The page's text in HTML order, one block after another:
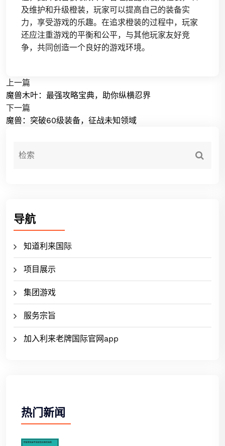
及维护和升级橙装，玩家可以提高自己的装备实
力，享受游戏的乐趣。在追求橙装的过程中，玩家
还应注重游戏的平衡和公平，与其他玩家友好竞
争，共同创造一个良好的游戏环境。
上一篇
魔兽木叶：最强攻略宝典，助你纵横忍界
下一篇
魔兽：突破60级装备，征战未知领域
导航
知道利来国际
项目展示
集团游戏
服务宗旨
加入利来老牌国际官网app
热门新闻